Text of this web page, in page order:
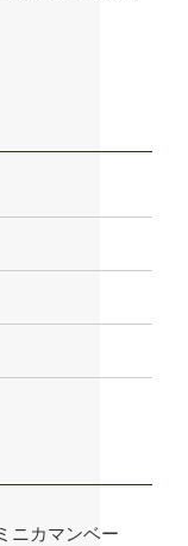
ニカマンベー